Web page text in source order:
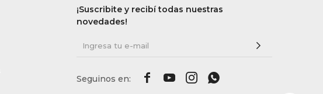
¡Suscribite y recibí todas nuestras
novedades!
   